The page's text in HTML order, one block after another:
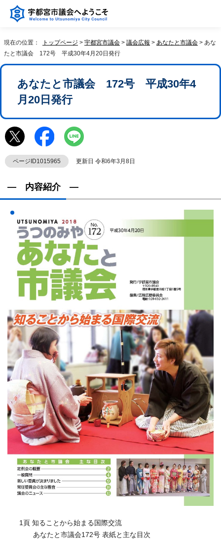
現在の位置： トップページ > 宇都宮市議会 > 議会広報 > あなたと市議会 > あな
たと市議会 172号 平成30年4月20日発行
あなたと市議会 172号 平成30年4
月20日発行
ページID1015965 更新日 令和6年3月8日
― 内容紹介 ―
1頁 知ることから始まる国際交流
あなたと市議会172号 表紙と主な目次